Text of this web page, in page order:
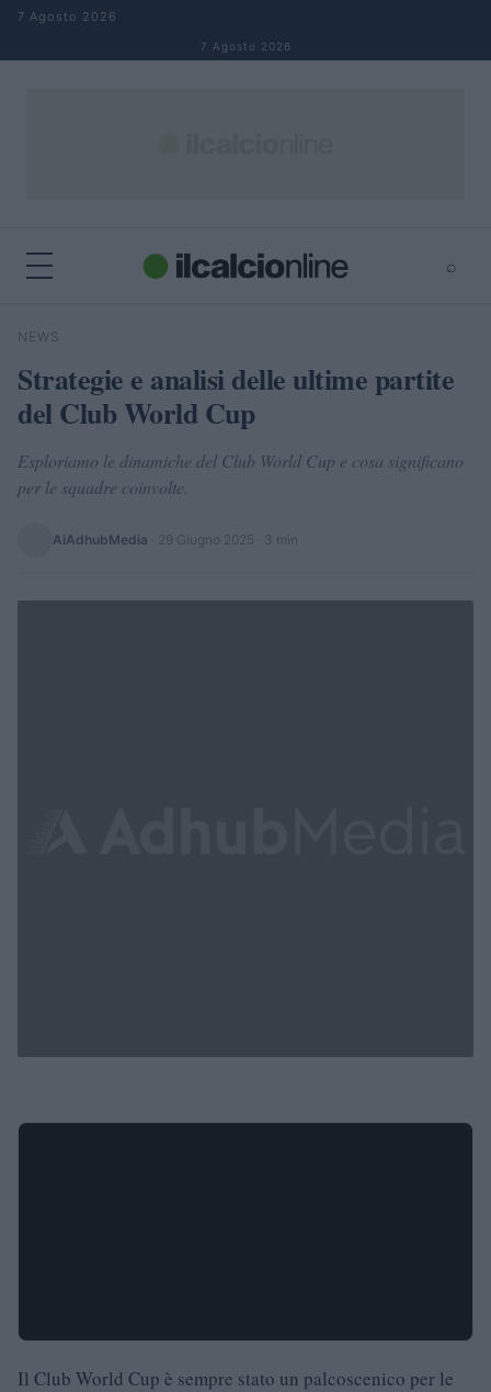
Salta al contenuto
7 Agosto 2026
7 Agosto 2026
⌕
Cerca
NEWS
Strategie e analisi delle ultime partite
del Club World Cup
Esploriamo le dinamiche del Club World Cup e cosa significano
per le squadre coinvolte.
AiAdhubMedia 29 Giugno 2025 · 3 min
Il Club World Cup è sempre stato un palcoscenico per le